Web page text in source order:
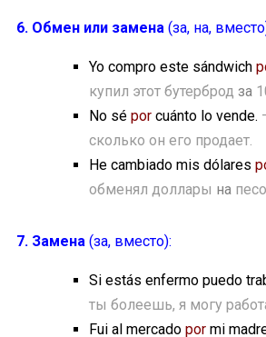
6. Обмен или замена (за, на,
Yo compro este sándwich
купил этот бутерброд за
No sé por cuánto lo vende.
сколько он его продает.
He cambiado mis dólares
обменял доллары на
7. Замена (за, вместо):
Si estás enfermo puedo
ты болеешь, я могу
Fui al mercado por mi